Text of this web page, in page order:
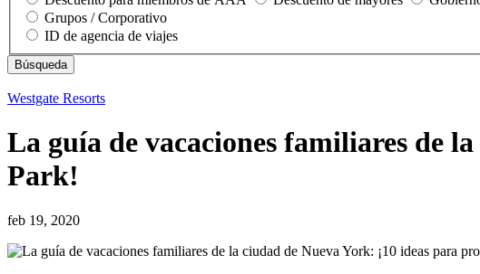
Grupos / Corporativo
ID de agencia de viajes
Westgate Resorts
La guía de vacaciones familiares de
Park!
feb 19, 2020